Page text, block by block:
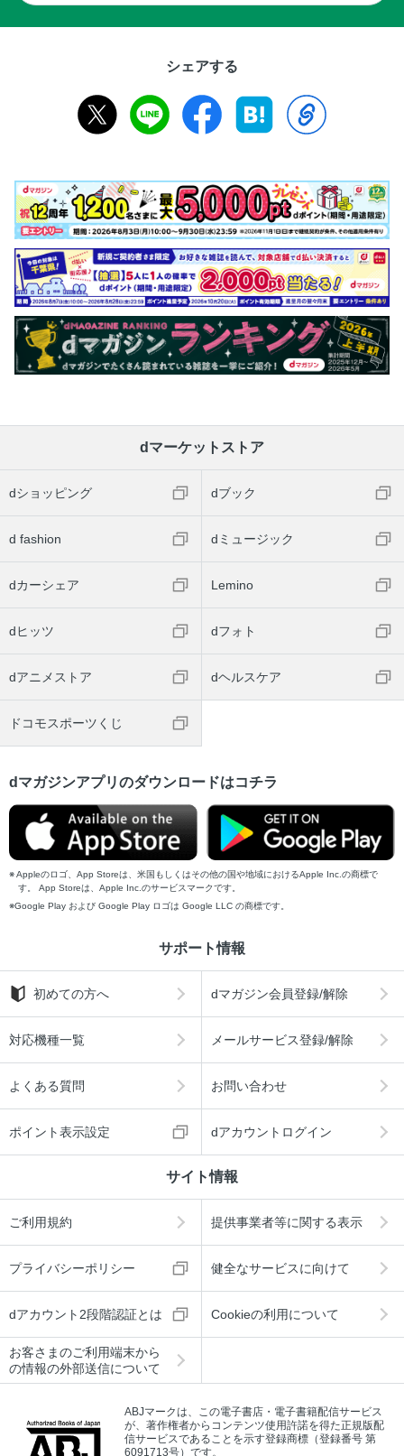
シェアする
dマーケットストア
dショッピング dブック
d fashion dミュージック
dカーシェア Lemino
dヒッツ dフォト
dアニメストア dヘルスケア
ドコモスポーツくじ
dマガジンアプリのダウンロードはコチラ
Appleのロゴ、App Storeは、米国もしくはその他の国や地域におけるApple Inc.の商標で
す。 App Storeは、Apple Inc.のサービスマークです。
Google Play および Google Play ロゴは Google LLC の商標です。
サポート情報
初めての方へ dマガジン会員登録/解除
対応機種一覧 メールサービス登録/解除
よくある質問 お問い合わせ
ポイント表示設定 dアカウントログイン
サイト情報
ご利用規約 提供事業者等に関する表示
プライバシーポリシー 健全なサービスに向けて
dアカウント2段階認証とは Cookieの利用について
お客さまのご利用端末から
の情報の外部送信について
ABJマークは、この電子書店・電子書籍配信サービス
が、著作権者からコンテンツ使用許諾を得た正規版配
信サービスであることを示す登録商標（登録番号 第
6091713号）です。